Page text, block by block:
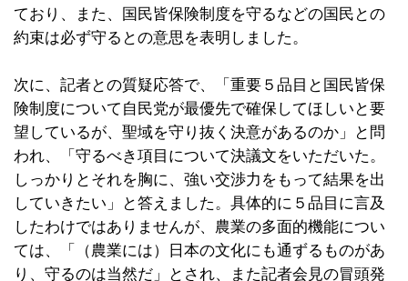
ており、また、国民皆保険制度を守るなどの国民との
約束は必ず守るとの意思を表明しました。
次に、記者との質疑応答で、「重要５品目と国民皆保
険制度について自民党が最優先で確保してほしいと要
望しているが、聖域を守り抜く決意があるのか」と問
われ、「守るべき項目について決議文をいただいた。
しっかりとそれを胸に、強い交渉力をもって結果を出
していきたい」と答えました。具体的に５品目に言及
したわけではありませんが、農業の多面的機能につい
ては、「（農業には）日本の文化にも通ずるものがあ
り、守るのは当然だ」とされ、また記者会見の冒頭発